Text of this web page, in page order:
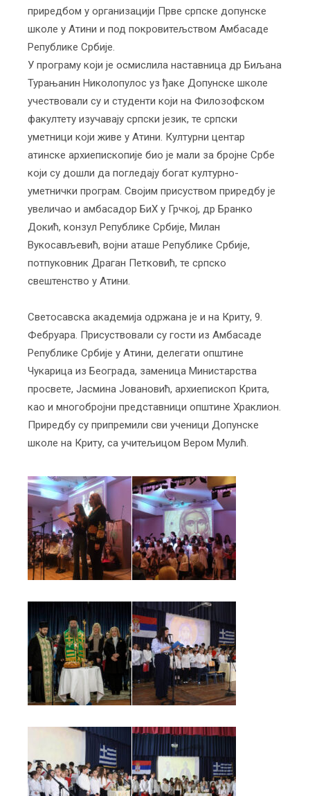
приредбом у организацији Прве српске допунске
школе у Атини и под покровитељством Амбасаде
Републике Србије.
У програму који је осмислила наставница др Биљана
Турањанин Николопулос уз ђаке Допунске школе
учествовали су и студенти који на Филозофском
факултету изучавају српски језик, те српски
уметници који живе у Атини. Културни центар
атинске архиепископије био је мали за бројне Србе
који су дошли да погледају богат културно-
уметнички програм. Својим присуством приредбу је
увеличао и амбасадор БиХ у Грчкој, др Бранко
Докић, конзул Републике Србије, Милан
Вукосављевић, војни аташе Републике Србије,
потпуковник Драган Петковић, те српско
свештенство у Атини.
Светосавска академија одржана је и на Криту, 9.
Фебруара. Присуствовали су гости из Амбасаде
Републике Србије у Атини, делегати општине
Чукарица из Београда, заменица Министарства
просвете, Јасмина Јовановић, архиепископ Крита,
као и многобројни представници општине Храклион.
Приредбу су припремили сви ученици Допунске
школе на Криту, са учитељицом Вером Мулић.